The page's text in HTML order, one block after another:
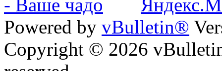
Powered by vBulletin®
Copyright © 2026